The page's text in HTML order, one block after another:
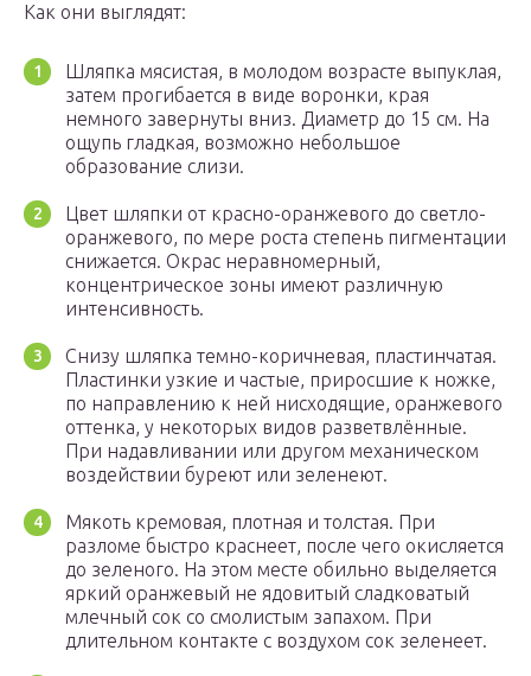
Как они выглядят:
Шляпка мясистая, в молодом возрасте выпуклая,
затем прогибается в виде воронки, края
немного завернуты вниз. Диаметр до 15 см. На
ощупь гладкая, возможно небольшое
образование слизи.
Цвет шляпки от красно-оранжевого до светло-
оранжевого, по мере роста степень пигментации
снижается. Окрас неравномерный,
концентрическое зоны имеют различную
интенсивность.
Снизу шляпка темно-коричневая, пластинчатая.
Пластинки узкие и частые, приросшие к ножке,
по направлению к ней нисходящие, оранжевого
оттенка, у некоторых видов разветвлённые.
При надавливании или другом механическом
воздействии буреют или зеленеют.
Мякоть кремовая, плотная и толстая. При
разломе быстро краснеет, после чего окисляется
до зеленого. На этом месте обильно выделяется
яркий оранжевый не ядовитый сладковатый
млечный сок со смолистым запахом. При
длительном контакте с воздухом сок зеленеет.